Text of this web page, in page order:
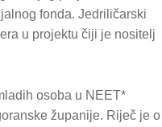
fonda. Jedriličarski
u projektu čiji je nositelj
osoba u NEET*
županije. Riječ je o